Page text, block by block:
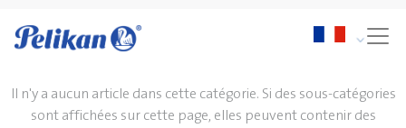
Il n'y a aucun article dans cette catégorie. Si des sous-catégories
sont affichées sur cette page, elles peuvent contenir des